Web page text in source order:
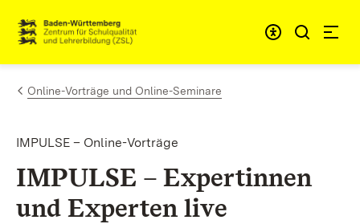
Zum Inhalt springen
Link zur Startseite
Online-Vorträge und Online-Seminare
IMPULSE – Online-Vorträge
IMPULSE – Expertinnen
und Experten live